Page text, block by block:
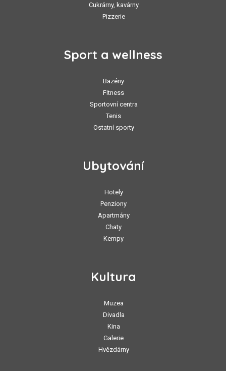
Cukrárny, kavárny
Pizzerie
Sport a wellness
Bazény
Fitness
Sportovní centra
Tenis
Ostatní sporty
Ubytování
Hotely
Penziony
Apartmány
Chaty
Kempy
Kultura
Muzea
Divadla
Kina
Galerie
Hvězdárny